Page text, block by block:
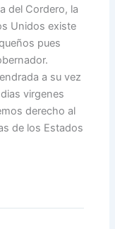
del Cordero, la
Unidos existe
pues
a su vez
virgenes
derecho al
de los Estados